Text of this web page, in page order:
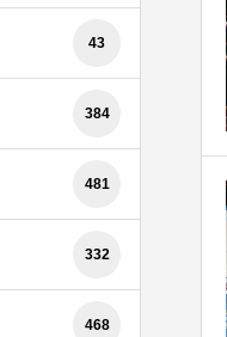
43
384
481
332
468